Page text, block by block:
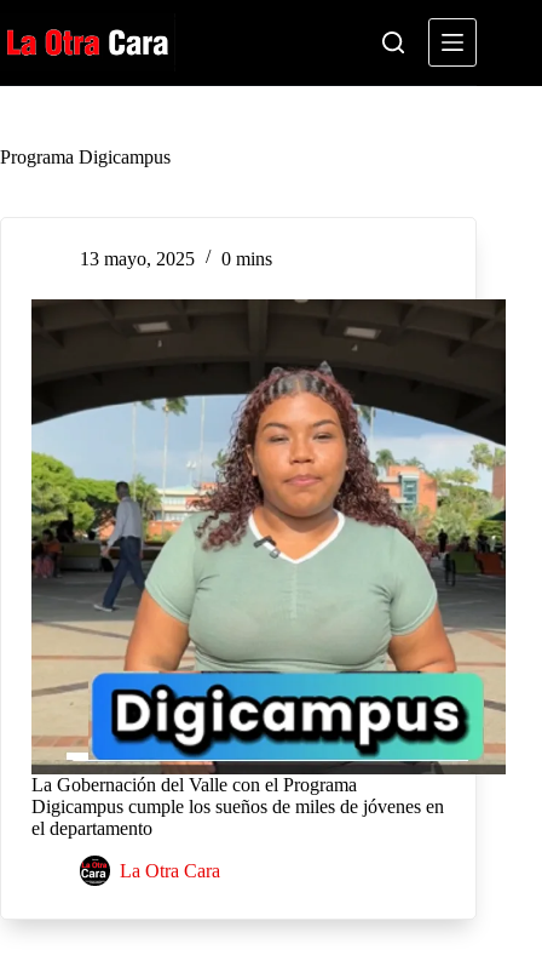
al
contenido
Programa Digicampus
13 mayo, 2025 0 mins
La Gobernación del Valle con el Programa
Digicampus cumple los sueños de miles de jóvenes en
el departamento
La Otra Cara